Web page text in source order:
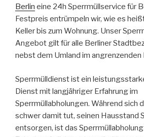
Berlin eine 24h Sperrmüllservice für
Festpreis entrümpeln wir, wie es
Keller bis zum Wohnung. Unser
Angebot gilt für alle Berliner
nebst dem Umland im angrenzenden
Sperrmülldienst ist ein
Dienst mit langjähriger Erfahrung im
Sperrmüllabholungen. Während sich
schwer damit tut, seinen Hausstand
entsorgen, ist das